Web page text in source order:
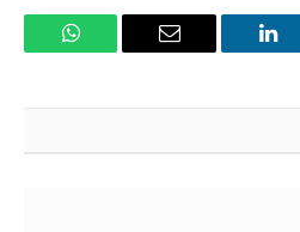
لينكدإن
البريد
واتساب